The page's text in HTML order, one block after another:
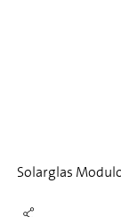
Solarglas